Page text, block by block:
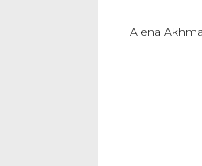
Alena